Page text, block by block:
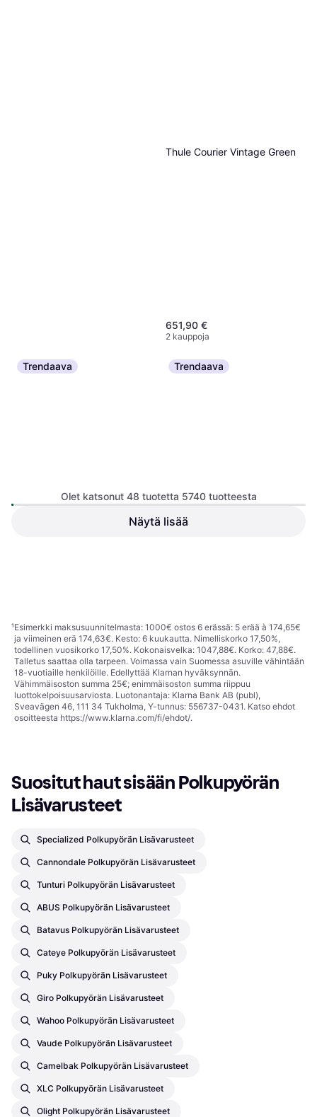
4 kauppoja
Thule Courier Vintage Green
651,90 €
2 kauppoja
Trendaava
11248
Trendaava
Olet katsonut 48 tuotetta 5740 tuotteesta
Näytä lisää
¹Esimerkki maksusuunnitelmasta: 1000€ ostos 6 erässä: 5 erää à 174,65€
ja viimeinen erä 174,63€. Kesto: 6 kuukautta. Nimelliskorko 17,50%,
todellinen vuosikorko 17,50%. Kokonaisvelka: 1047,88€. Korko: 47,88€.
Talletus saattaa olla tarpeen. Voimassa vain Suomessa asuville vähintään
18-vuotiaille henkilöille. Edellyttää Klarnan hyväksynnän.
Vähimmäisoston summa 25€; enimmäisoston summa riippuu
luottokelpoisuusarviosta. Luotonantaja: Klarna Bank AB (publ),
Sveavägen 46, 111 34 Tukholma, Y-tunnus: 556737-0431. Katso ehdot
osoitteesta https://www.klarna.com/fi/ehdot/.
Suositut haut sisään Polkupyörän
Lisävarusteet
Specialized Polkupyörän Lisävarusteet
Cannondale Polkupyörän Lisävarusteet
Tunturi Polkupyörän Lisävarusteet
ABUS Polkupyörän Lisävarusteet
Batavus Polkupyörän Lisävarusteet
Cateye Polkupyörän Lisävarusteet
Puky Polkupyörän Lisävarusteet
Giro Polkupyörän Lisävarusteet
Wahoo Polkupyörän Lisävarusteet
Vaude Polkupyörän Lisävarusteet
Camelbak Polkupyörän Lisävarusteet
XLC Polkupyörän Lisävarusteet
Olight Polkupyörän Lisävarusteet